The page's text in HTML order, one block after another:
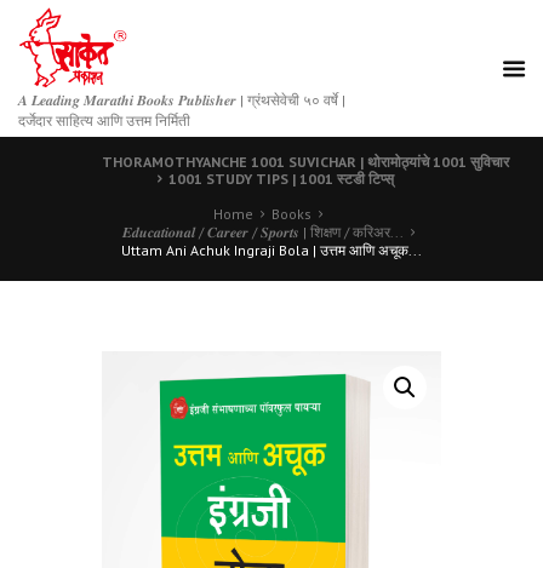
𝑨 𝑳𝒆𝒂𝒅𝒊𝒏𝒈 𝑴𝒂𝒓𝒂𝒕𝒉𝒊 𝑩𝒐𝒐𝒌𝒔 𝑷𝒖𝒃𝒍𝒊𝒔𝒉𝒆𝒓 | ग्रंथसेवेची ५० वर्षे |
दर्जेदार साहित्य आणि उत्तम निर्मिती
THORAMOTHYANCHE 1001 SUVICHAR | थोरामोठ्यांचे 1001 सुविचार
1001 STUDY TIPS | 1001 स्टडी टिप्स्
Home
Books
𝑬𝒅𝒖𝒄𝒂𝒕𝒊𝒐𝒏𝒂𝒍 / 𝑪𝒂𝒓𝒆𝒆𝒓 / 𝑺𝒑𝒐𝒓𝒕𝒔 | शिक्षण / करिअर...
Uttam Ani Achuk Ingraji Bola | उत्तम आणि अचूक...